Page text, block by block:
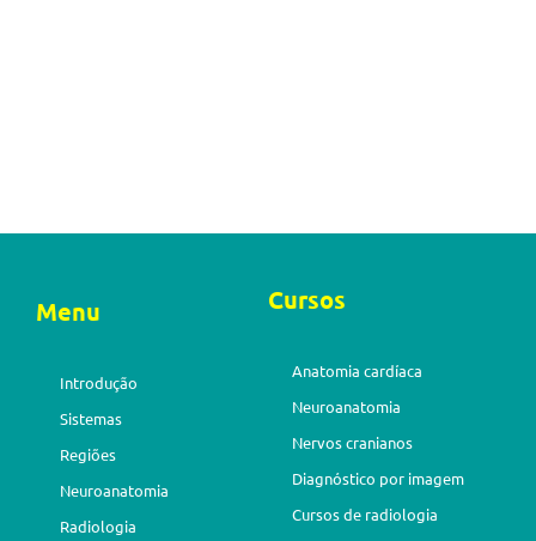
Menu
Introdução
Sistemas
Regiões
Neuroanatomia
Radiologia
Cursos
Anatomia cardíaca
Neuroanatomia
Nervos cranianos
Diagnóstico por imagem
Cursos de radiologia